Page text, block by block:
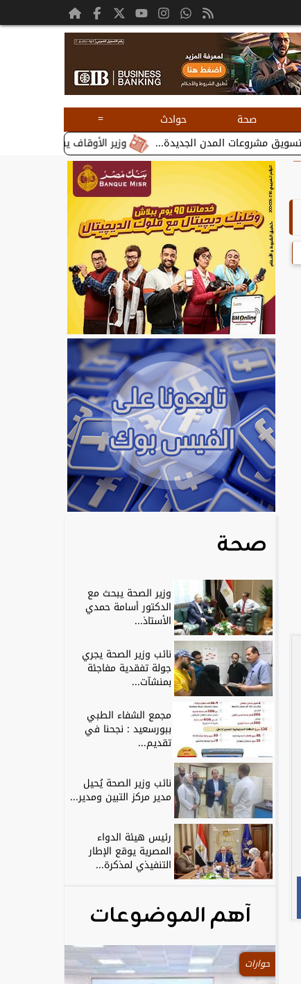
صحة حوادث
=
وزير الأوقاف يستقبل بطريرك الأقباط
صحة
وزير الصحة يبحث مع
الدكتور أسامة حمدي
الأستاذ...
نائب وزير الصحة يجري
جولة تفقدية مفاجئة
بمنشآت...
مجمع الشفاء الطبي
ببورسعيد : نجحنا في
تقديم...
نائب وزير الصحة يُحيل
مدير مركز التبين ومدير...
رئيس هيئة الدواء
المصرية يوقع الإطار
التنفيذي لمذكرة...
آهم الموضوعات
حوارات